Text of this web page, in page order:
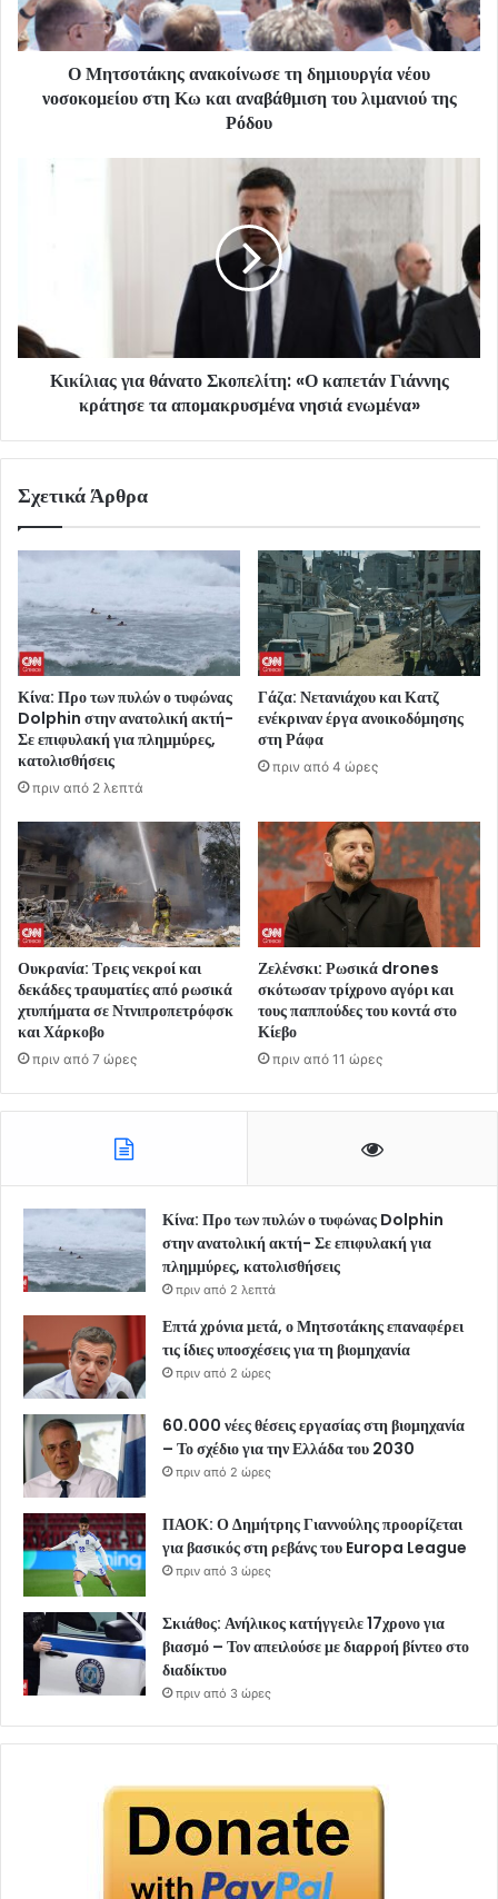
Ο Μητσοτάκης ανακοίνωσε τη δημιουργία νέου
νοσοκομείου στη Κω και αναβάθμιση του λιμανιού της
Ρόδου
Κικίλιας για θάνατο Σκοπελίτη: «Ο καπετάν Γιάννης
κράτησε τα απομακρυσμένα νησιά ενωμένα»
Σχετικά Άρθρα
Κίνα: Προ των πυλών ο τυφώνας
Dolphin στην ανατολική ακτή-
Σε επιφυλακή για πλημμύρες,
κατολισθήσεις
πριν από 2 λεπτά
Γάζα: Νετανιάχου και Κατζ
ενέκριναν έργα ανοικοδόμησης
στη Ράφα
πριν από 4 ώρες
Ουκρανία: Τρεις νεκροί και
δεκάδες τραυματίες από ρωσικά
χτυπήματα σε Ντνιπροπετρόφσκ
και Χάρκοβο
πριν από 7 ώρες
Ζελένσκι: Ρωσικά drones
σκότωσαν τρίχρονο αγόρι και
τους παππούδες του κοντά στο
Κίεβο
πριν από 11 ώρες
Κίνα: Προ των πυλών ο τυφώνας Dolphin
στην ανατολική ακτή- Σε επιφυλακή για
πλημμύρες, κατολισθήσεις
πριν από 2 λεπτά
Επτά χρόνια μετά, ο Μητσοτάκης επαναφέρει
τις ίδιες υποσχέσεις για τη βιομηχανία
πριν από 2 ώρες
60.000 νέες θέσεις εργασίας στη βιομηχανία
– Το σχέδιο για την Ελλάδα του 2030
πριν από 2 ώρες
ΠΑΟΚ: Ο Δημήτρης Γιαννούλης προορίζεται
για βασικός στη ρεβάνς του Europa League
πριν από 3 ώρες
Σκιάθος: Ανήλικος κατήγγειλε 17χρονο για
βιασμό – Τον απειλούσε με διαρροή βίντεο στο
διαδίκτυο
πριν από 3 ώρες